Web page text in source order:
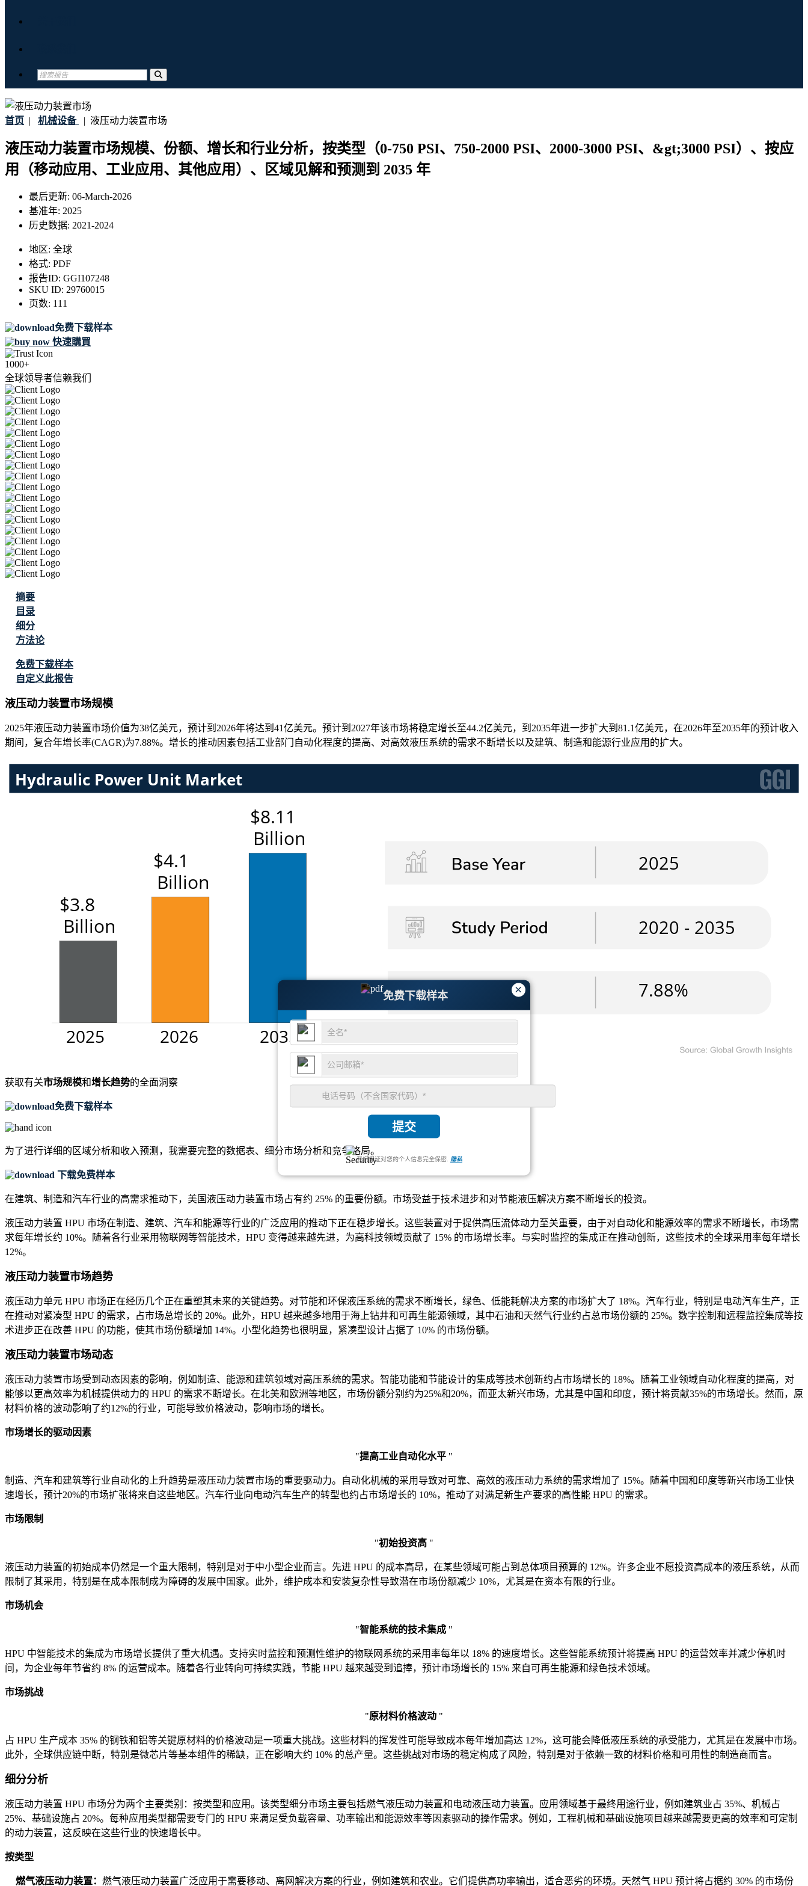
首页 | 机械设备 | 液压动力装置市场
液压动力装置市场规模、份额、增长和行业分析，按类型（0-750 PSI、750-2000 PSI、2000-3000 PSI、&gt;3000 PSI）、按应
用（移动应用、工业应用、其他应用）、区域见解和预测到 2035 年
最后更新: 06-March-2026
基准年: 2025
历史数据: 2021-2024
地区: 全球
格式: PDF
报告ID: GGI107248
SKU ID: 29760015
页数: 111
免费下载样本
快速購買
1000+
全球领导者信赖我们
×
免费下载样本
提交
我们保证对您的个人信息完全保密. 隐私
摘要
目录
细分
方法论
免费下载样本
自定义此报告
液压动力装置市场规模
2025年液压动力装置市场价值为38亿美元，预计到2026年将达到41亿美元。预计到2027年该市场将稳定增长至44.2亿美元，到2035年进一步扩大到81.1亿美元，在2026年至2035年的预计收入
期间，复合年增长率(CAGR)为7.88%。增长的推动因素包括工业部门自动化程度的提高、对高效液压系统的需求不断增长以及建筑、制造和能源行业应用的扩大。
获取有关市场规模和增长趋势的全面洞察
免费下载样本
为了进行详细的区域分析和收入预测，我需要完整的数据表、细分市场分析和竞争格局。
下载免费样本
在建筑、制造和汽车行业的高需求推动下，美国液压动力装置市场占有约 25% 的重要份额。市场受益于技术进步和对节能液压解决方案不断增长的投资。
液压动力装置 HPU 市场在制造、建筑、汽车和能源等行业的广泛应用的推动下正在稳步增长。这些装置对于提供高压流体动力至关重要，由于对自动化和能源效率的需求不断增长，市场需
求每年增长约 10%。随着各行业采用物联网等智能技术，HPU 变得越来越先进，为高科技领域贡献了 15% 的市场增长率。与实时监控的集成正在推动创新，这些技术的全球采用率每年增长
12%。
液压动力装置市场趋势
液压动力单元 HPU 市场正在经历几个正在重塑其未来的关键趋势。对节能和环保液压系统的需求不断增长，绿色、低能耗解决方案的市场扩大了 18%。汽车行业，特别是电动汽车生产，正
在推动对紧凑型 HPU 的需求，占市场总增长的 20%。此外，HPU 越来越多地用于海上钻井和可再生能源领域，其中石油和天然气行业约占总市场份额的 25%。数字控制和远程监控集成等技
术进步正在改善 HPU 的功能，使其市场份额增加 14%。小型化趋势也很明显，紧凑型设计占据了 10% 的市场份额。
液压动力装置市场动态
液压动力装置市场受到动态因素的影响，例如制造、能源和建筑领域对高压系统的需求。智能功能和节能设计的集成等技术创新约占市场增长的 18%。随着工业领域自动化程度的提高，对
能够以更高效率为机械提供动力的 HPU 的需求不断增长。在北美和欧洲等地区，市场份额分别约为25%和20%，而亚太新兴市场，尤其是中国和印度，预计将贡献35%的市场增长。然而，原
材料价格的波动影响了约12%的行业，可能导致价格波动，影响市场的增长。
市场增长的驱动因素
"提高工业自动化水平 "
制造、汽车和建筑等行业自动化的上升趋势是液压动力装置市场的重要驱动力。自动化机械的采用导致对可靠、高效的液压动力系统的需求增加了 15%。随着中国和印度等新兴市场工业快
速增长，预计20%的市场扩张将来自这些地区。汽车行业向电动汽车生产的转型也约占市场增长的 10%，推动了对满足新生产要求的高性能 HPU 的需求。
市场限制
"初始投资高 "
液压动力装置的初始成本仍然是一个重大限制，特别是对于中小型企业而言。先进 HPU 的成本高昂，在某些领域可能占到总体项目预算的 12%。许多企业不愿投资高成本的液压系统，从而
限制了其采用，特别是在成本限制成为障碍的发展中国家。此外，维护成本和安装复杂性导致潜在市场份额减少 10%，尤其是在资本有限的行业。
市场机会
"智能系统的技术集成 "
HPU 中智能技术的集成为市场增长提供了重大机遇。支持实时监控和预测性维护的物联网系统的采用率每年以 18% 的速度增长。这些智能系统预计将提高 HPU 的运营效率并减少停机时
间，为企业每年节省约 8% 的运营成本。随着各行业转向可持续实践，节能 HPU 越来越受到追捧，预计市场增长的 15% 来自可再生能源和绿色技术领域。
市场挑战
"原材料价格波动 "
占 HPU 生产成本 35% 的钢铁和铝等关键原材料的价格波动是一项重大挑战。这些材料的挥发性可能导致成本每年增加高达 12%，这可能会降低液压系统的承受能力，尤其是在发展中市场。
此外，全球供应链中断，特别是微芯片等基本组件的稀缺，正在影响大约 10% 的总产量。这些挑战对市场的稳定构成了风险，特别是对于依赖一致的材料价格和可用性的制造商而言。
细分分析
液压动力装置 HPU 市场分为两个主要类别：按类型和应用。该类型细分市场主要包括燃气液压动力装置和电动液压动力装置。应用领域基于最终用途行业，例如建筑业占 35%、机械占
25%、基础设施占 20%。每种应用类型都需要专门的 HPU 来满足受负载容量、功率输出和能源效率等因素驱动的操作需求。例如，工程机械和基础设施项目越来越需要更高的效率和可定制
的动力装置，这反映在这些行业的快速增长中。
按类型
燃气液压动力装置： 燃气液压动力装置广泛应用于需要移动、离网解决方案的行业，例如建筑和农业。它们提供高功率输出，适合恶劣的环境。天然气 HPU 预计将占据约 30% 的市场份